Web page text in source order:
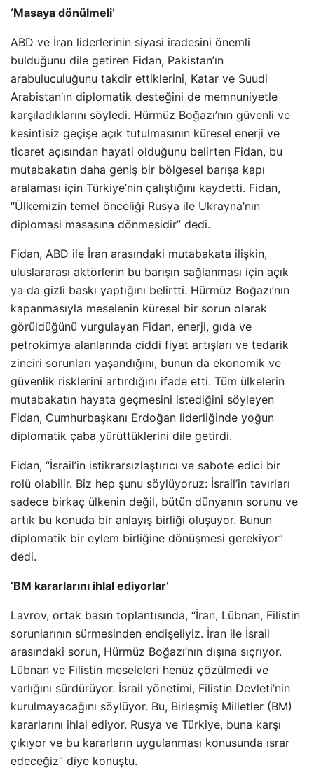
yola çıktı
‘Masaya dönülmeli’
ABD ve İran liderlerinin siyasi iradesini önemli
bulduğunu dile getiren Fidan, Pakistan’ın
arabuluculuğunu takdir ettiklerini, Katar ve Suudi
Arabistan’ın diplomatik desteğini de memnuniyetle
karşıladıklarını söyledi. Hürmüz Boğazı’nın güvenli ve
kesintisiz geçişe açık tutulmasının küresel enerji ve
ticaret açısından hayati olduğunu belirten Fidan, bu
mutabakatın daha geniş bir bölgesel barışa kapı
aralaması için Türkiye’nin çalıştığını kaydetti. Fidan,
“Ülkemizin temel önceliği Rusya ile Ukrayna’nın
diplomasi masasına dönmesidir” dedi.
Fidan, ABD ile İran arasındaki mutabakata ilişkin,
uluslararası aktörlerin bu barışın sağlanması için açık
ya da gizli baskı yaptığını belirtti. Hürmüz Boğazı’nın
kapanmasıyla meselenin küresel bir sorun olarak
görüldüğünü vurgulayan Fidan, enerji, gıda ve
petrokimya alanlarında ciddi fiyat artışları ve tedarik
zinciri sorunları yaşandığını, bunun da ekonomik ve
güvenlik risklerini artırdığını ifade etti. Tüm ülkelerin
mutabakatın hayata geçmesini istediğini söyleyen
Fidan, Cumhurbaşkanı Erdoğan liderliğinde yoğun
diplomatik çaba yürüttüklerini dile getirdi.
Fidan, “İsrail’in istikrarsızlaştırıcı ve sabote edici bir
rolü olabilir. Biz hep şunu söylüyoruz: İsrail’in tavırları
sadece birkaç ülkenin değil, bütün dünyanın sorunu ve
artık bu konuda bir anlayış birliği oluşuyor. Bunun
diplomatik bir eylem birliğine dönüşmesi gerekiyor”
dedi.
‘BM kararlarını ihlal ediyorlar’
Lavrov, ortak basın toplantısında, “İran, Lübnan, Filistin
sorunlarının sürmesinden endişeliyiz. İran ile İsrail
arasındaki sorun, Hürmüz Boğazı’nın dışına sıçrıyor.
Lübnan ve Filistin meseleleri henüz çözülmedi ve
varlığını sürdürüyor. İsrail yönetimi, Filistin Devleti’nin
kurulmayacağını söylüyor. Bu, Birleşmiş Milletler (BM)
kararlarını ihlal ediyor. Rusya ve Türkiye, buna karşı
çıkıyor ve bu kararların uygulanması konusunda ısrar
edeceğiz” diye konuştu.